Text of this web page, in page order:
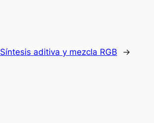
Síntesis aditiva y mezcla RGB →